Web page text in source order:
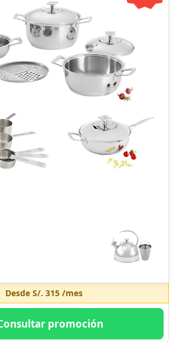
Desde S/. 315/mes
promoción